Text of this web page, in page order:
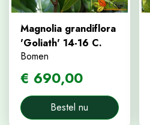
Magnolia grandiflora
'Goliath' 14-16 C.
Bomen
€ 690,00
Bestel nu